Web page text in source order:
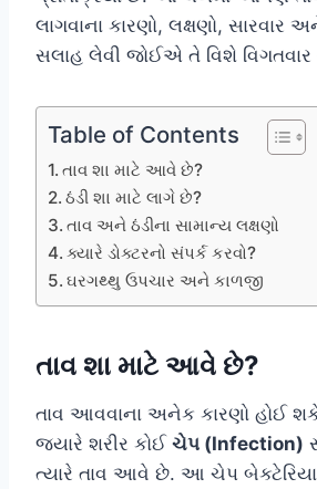
લાગવાના કારણો, લક્ષણો, સારવાર
સલાહ લેવી જોઈએ તે વિશે વિગતવાર
Table of Contents
તાવ શા માટે આવે છે?
ઠંડી શા માટે લાગે છે?
તાવ અને ઠંડીના સામાન્ય લક્ષણો
ક્યારે ડોક્ટરનો સંપર્ક કરવો?
ઘરગથ્થુ ઉપચાર અને કાળજી
તાવ શા માટે આવે છે?
તાવ આવવાના અનેક કારણો હોઈ
જ્યારે શરીર કોઈ ચેપ (Infection)
ત્યારે તાવ આવે છે. આ ચેપ